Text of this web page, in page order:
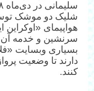
شلیک دو موشک
سرنشین و خدمه آن
بسیاری وبسایت
دارند تا وضعیت
کنند.